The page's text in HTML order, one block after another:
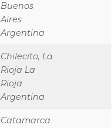
Buenos
Aires
Argentina
Chilecito, La
Rioja La
Rioja
Argentina
Catamarca